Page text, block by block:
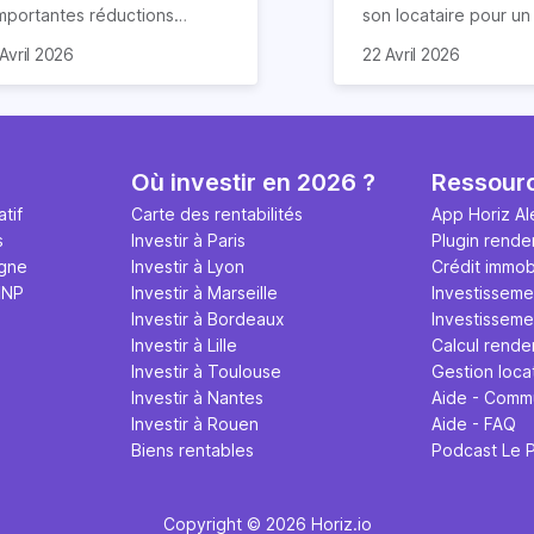
réductions
Elle concerne les
historique destinés à
et quelles
? Suivez notre guide
!
2026
son locataire pour
de nombreuses
Nous vous
sur le contrat de
22 Avril 2026
Où investir en 2026 ?
Carte des rentabilités
Investir à Paris
Investir à Lyon
Investir à Marseille
Investir à Bordeaux
Investir à Lille
Investir à Toulouse
Investir à Nantes
Investir à Rouen
Biens rentables
App Horiz
Plugin
Crédit
Calcul
Gestion
Aide -
Aide - FAQ
Podcast Le
Copyright © 2026 Horiz.io